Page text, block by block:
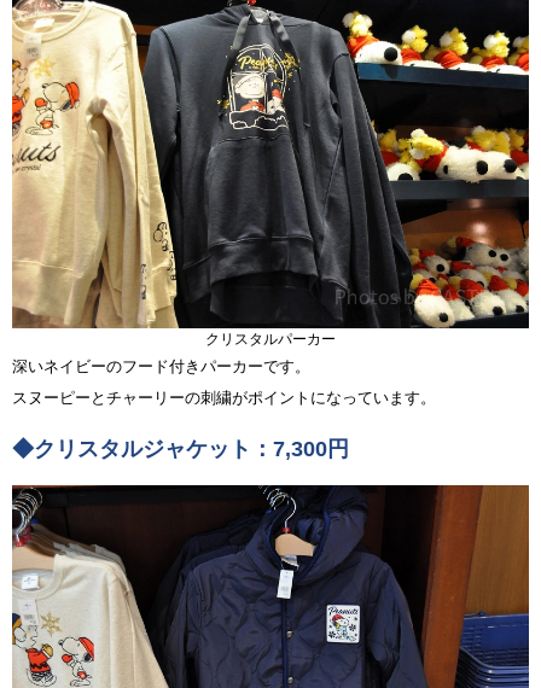
クリスタルパーカー
深いネイビーのフード付きパーカーです。
スヌーピーとチャーリーの刺繍がポイントになっています。
◆クリスタルジャケット：7,300円